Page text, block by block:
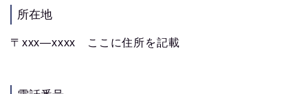
所在地
〒xxx―xxxx ここに住所を記載